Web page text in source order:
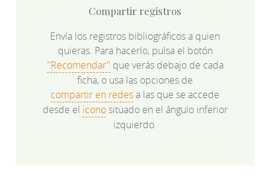
Compartir registros
Envía los registros bibliográficos a quien
quieras. Para hacerlo, pulsa el botón
"Recomendar" que verás debajo de cada
ficha, o usa las opciones de
compartir en redesa las que se accede
desde el iconosituado en el ángulo inferior
izquierdo.